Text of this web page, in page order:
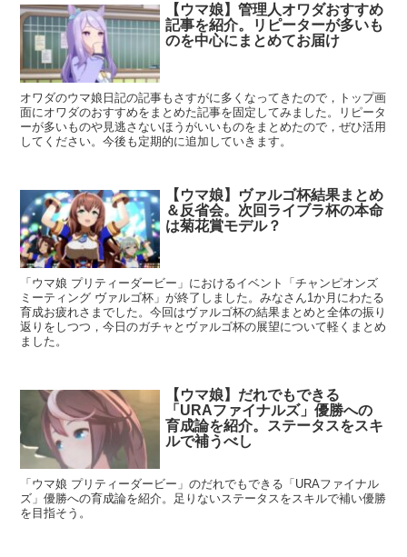
【ウマ娘】管理人オワダおすすめ
記事を紹介。リピーターが多いも
のを中心にまとめてお届け
オワダのウマ娘日記の記事もさすがに多くなってきたので，トップ画
面にオワダのおすすめをまとめた記事を固定してみました。リピータ
ーが多いものや見逃さないほうがいいものをまとめたので，ぜひ活用
してください。今後も定期的に追加していきます。
【ウマ娘】ヴァルゴ杯結果まとめ
＆反省会。次回ライブラ杯の本命
は菊花賞モデル？
「ウマ娘 プリティーダービー」におけるイベント「チャンピオンズ
ミーティング ヴァルゴ杯」が終了しました。みなさん1か月にわたる
育成お疲れさまでした。今回はヴァルゴ杯の結果まとめと全体の振り
返りをしつつ，今日のガチャとヴァルゴ杯の展望について軽くまとめ
ました。
【ウマ娘】だれでもできる
「URAファイナルズ」優勝への
育成論を紹介。ステータスをスキ
ルで補うべし
「ウマ娘 プリティーダービー」のだれでもできる「URAファイナル
ズ」優勝への育成論を紹介。足りないステータスをスキルで補い優勝
を目指そう。